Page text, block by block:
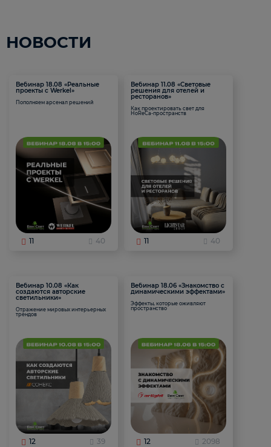
НОВОСТИ
Вебинар 18.08 «Реальные
проекты с Werkel»
Пополняем арсенал решений
11 40
Вебинар 11.08 «Световые
решения для отелей и
ресторанов»
Как проектировать свет для
HoReCa-пространств
11 40
Вебинар 10.08 «Как
создаются авторские
светильники»
Отражение мировых интерьерных
трендов
12 39
Вебинар 18.06 «Знакомство с
динамическими эффектами»
Эффекты, которые оживляют
пространство
12 2098